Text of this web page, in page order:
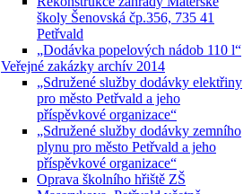
školy Šenovská čp.356, 735 41
Petřvald
„Dodávka popelových nádob 110 l“
Veřejné zakázky archív 2014
„Sdružené služby dodávky elektřiny
pro město Petřvald a jeho
příspěvkové organizace“
„Sdružené služby dodávky zemního
plynu pro město Petřvald a jeho
příspěvkové organizace“
Oprava školního hřiště ZŠ